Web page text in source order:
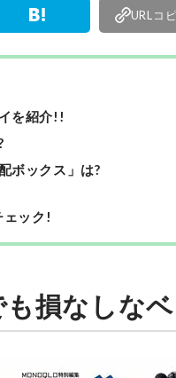
URLコ
を紹介!!
ボックス」は?
ェック!
損なしな